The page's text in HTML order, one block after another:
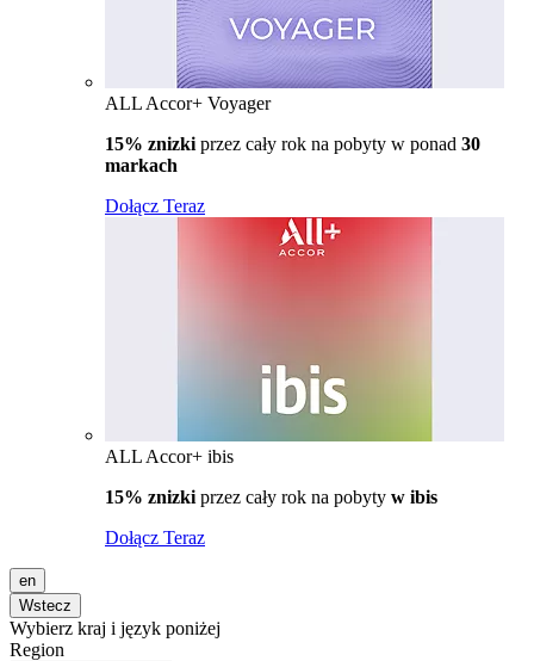
ALL Accor+ Voyager
15% znizki przez cały rok na pobyty w ponad 30
markach
Dołącz Teraz
ALL Accor+ ibis
15% znizki przez cały rok na pobyty w ibis
Dołącz Teraz
en
Wstecz
Wybierz kraj i język poniżej
Region